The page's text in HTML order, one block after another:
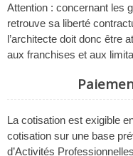
Attention : concernant les
retrouve sa liberté
l’architecte doit donc être
aux franchises et aux
La cotisation est exigible
cotisation sur une base
d’Activités